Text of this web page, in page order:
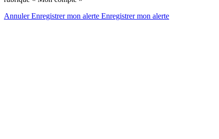
AnnulerEnregistrer mon alerte Enregistrermon alerte